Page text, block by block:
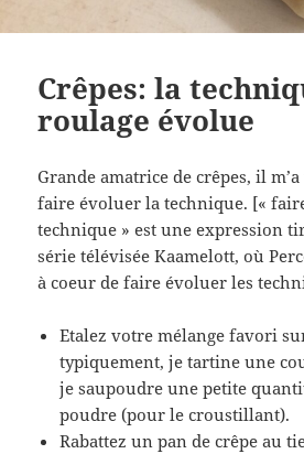
Crêpes: la
roulage évolue
Grande amatrice de crêpes, il
faire évoluer la technique. [«
technique » est une expression
série télévisée Kaamelott, où
à coeur de faire évoluer les
Etalez votre mélange favori
typiquement, je tartine une
je saupoudre une petite
poudre (pour le croustillant).
Rabattez un pan de crêpe au